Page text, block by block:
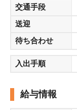
交通手段
送迎
待ち合わせ
入出手順
給与情報